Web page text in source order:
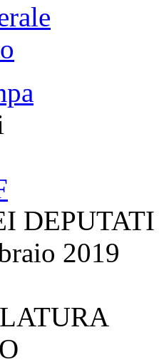
DEPUTATI
2019